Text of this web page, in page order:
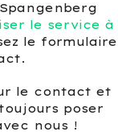
le service à
le formulaire
le contact et
poser
nous !